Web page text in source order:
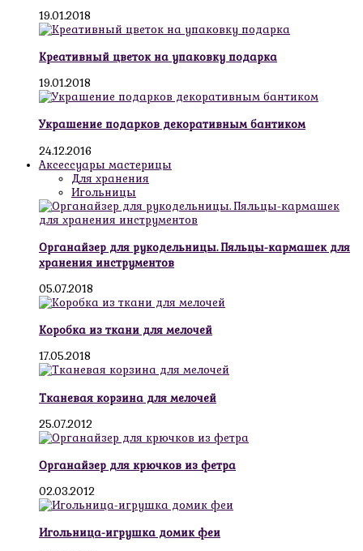
19.01.2018
Креативный цветок на упаковку подарка
19.01.2018
Украшение подарков декоративным бантиком
24.12.2016
Аксессуары мастерицы
Для хранения
Игольницы
Органайзер для рукодельницы. Пяльцы-кармашек для
хранения инструментов
05.07.2018
Коробка из ткани для мелочей
17.05.2018
Тканевая корзина для мелочей
25.07.2012
Органайзер для крючков из фетра
02.03.2012
Игольница-игрушка домик феи